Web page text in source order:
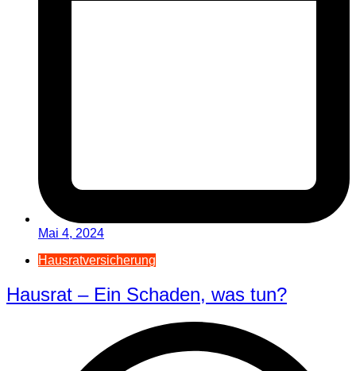
Mai 4, 2024
Hausratversicherung
Hausrat – Ein Schaden, was tun?